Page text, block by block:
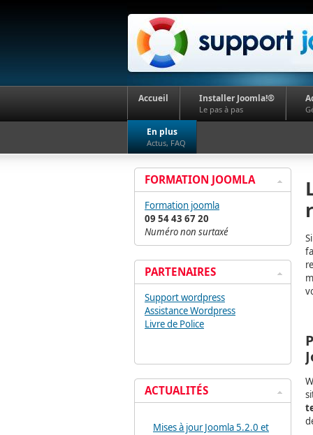
Accueil Installer Joomla!®
Le pas à pas
En plus
Actus, FAQ
FORMATION JOOMLA
Formation joomla
09 54 43 67 20
Numéro non surtaxé
PARTENAIRES
Support wordpress
Assistance Wordpress
Livre de Police
ACTUALITÉS
Mises à jour Joomla 5.2.0 et